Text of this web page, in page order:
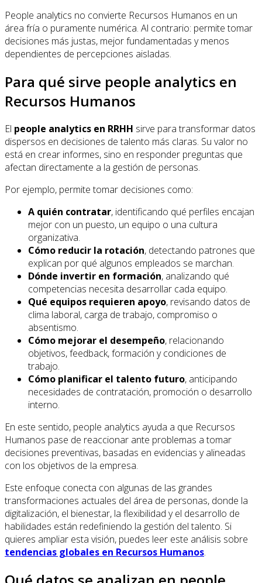
People analytics no convierte Recursos Humanos en un
área fría o puramente numérica. Al contrario: permite tomar
decisiones más justas, mejor fundamentadas y menos
dependientes de percepciones aisladas.
Para qué sirve people analytics en
Recursos Humanos
El people analytics en RRHH sirve para transformar datos
dispersos en decisiones de talento más claras. Su valor no
está en crear informes, sino en responder preguntas que
afectan directamente a la gestión de personas.
Por ejemplo, permite tomar decisiones como:
A quién contratar, identificando qué perfiles encajan
mejor con un puesto, un equipo o una cultura
organizativa.
Cómo reducir la rotación, detectando patrones que
explican por qué algunos empleados se marchan.
Dónde invertir en formación, analizando qué
competencias necesita desarrollar cada equipo.
Qué equipos requieren apoyo, revisando datos de
clima laboral, carga de trabajo, compromiso o
absentismo.
Cómo mejorar el desempeño, relacionando
objetivos, feedback, formación y condiciones de
trabajo.
Cómo planificar el talento futuro, anticipando
necesidades de contratación, promoción o desarrollo
interno.
En este sentido, people analytics ayuda a que Recursos
Humanos pase de reaccionar ante problemas a tomar
decisiones preventivas, basadas en evidencias y alineadas
con los objetivos de la empresa.
Este enfoque conecta con algunas de las grandes
transformaciones actuales del área de personas, donde la
digitalización, el bienestar, la flexibilidad y el desarrollo de
habilidades están redefiniendo la gestión del talento. Si
quieres ampliar esta visión, puedes leer este análisis sobre
tendencias globales en Recursos Humanos.